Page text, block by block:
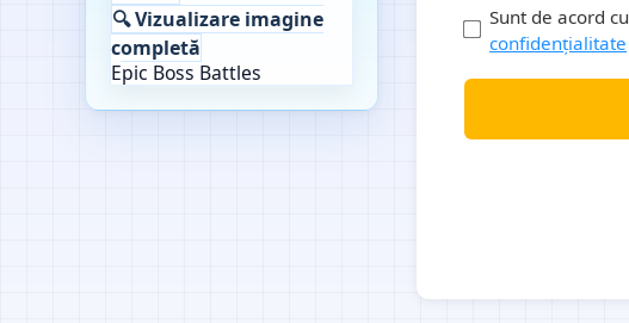
🔍 Vizualizare imagine
completă
Epic Boss Battles
Sunt de acord cu
confidențialitate